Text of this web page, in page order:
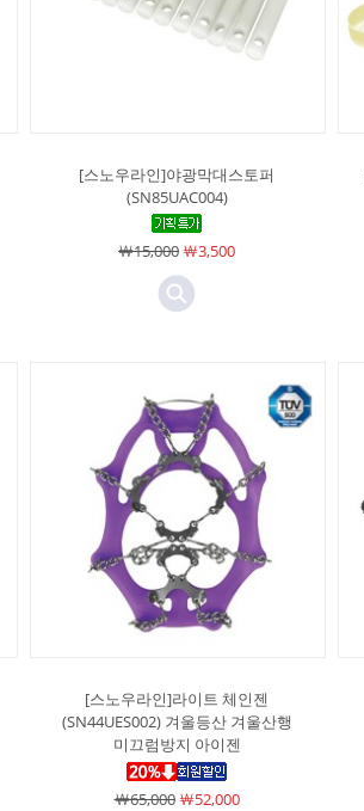
[스노우라인]야광막대스토퍼
(SN85UAC004)
￦15,000￦3,500
[스노우라인]라이트 체인젠
(SN44UES002) 겨울등산 겨울산행
미끄럼방지 아이젠
￦65,000￦52,000